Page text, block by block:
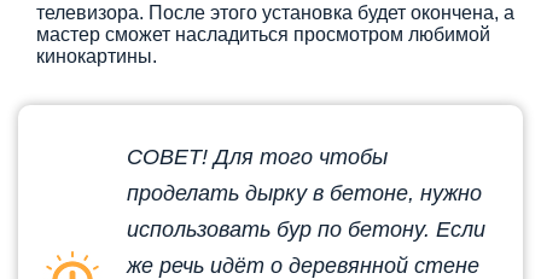
телевизора. После этого установка будет окончена, а
мастер сможет насладиться просмотром любимой
кинокартины.
СОВЕТ! Для того чтобы
проделать дырку в бетоне, нужно
использовать бур по бетону. Если
же речь идёт о деревянной стене